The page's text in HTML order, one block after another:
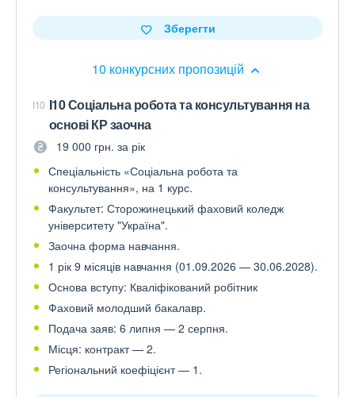
10 конкурсних пропозицій
Зберегти
I10 I10 Соціальна робота та консультування на
основі КР заочна
19 000 грн. за рік
Спеціальність «Соціальна робота та
консультування», на 1 курс.
Факультет: Сторожинецький фаховий коледж
університету "Україна".
Заочна форма навчання.
1 рік 9 місяців навчання (01.09.2026 — 30.06.2028).
Основа вступу: Кваліфікований робітник
Фаховий молодший бакалавр.
Подача заяв: 6 липня — 2 серпня.
Місця: контракт — 2.
Регіональний коефіцієнт — 1.